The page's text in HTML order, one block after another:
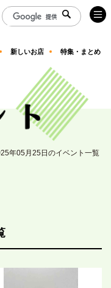
新しいお店 特集・まとめ
年05月25日のイベント一覧